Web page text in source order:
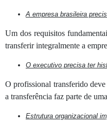
A empresa brasileira
Um dos requisitos
transferir integralmente a
O executivo precisa ter
O profissional transferido
a transferência faz parte de
Estrutura organizacional